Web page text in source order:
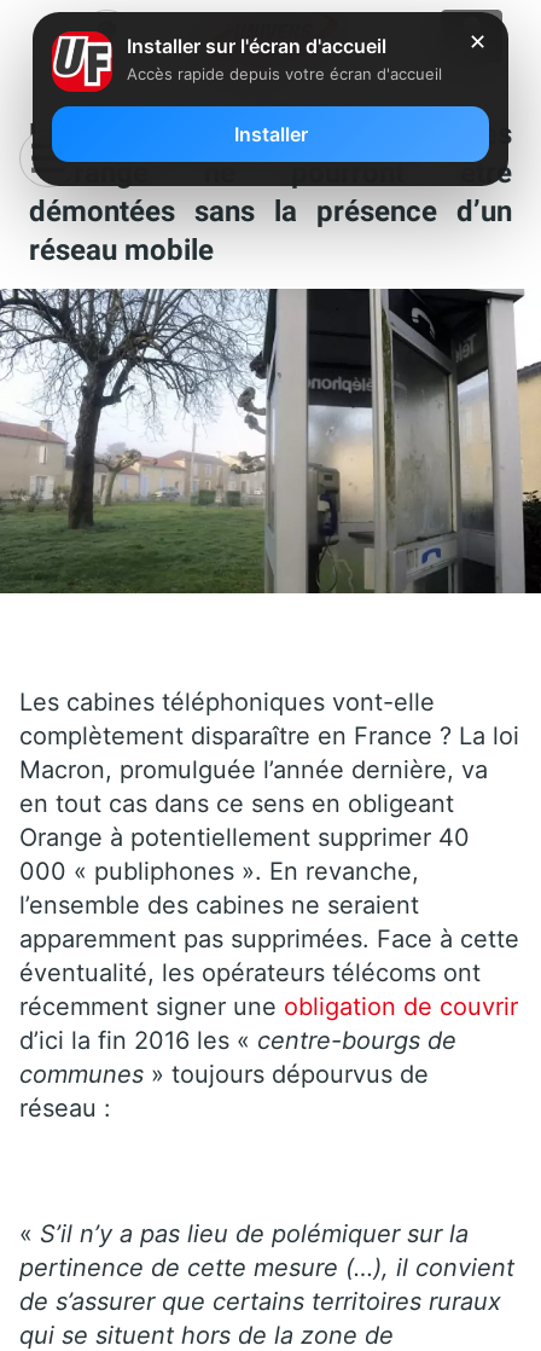
Les cabines téléphoniques fixes
d’Orange ne pourront être
démontées sans la présence d’un
réseau mobile
Les cabines téléphoniques vont-elle
complètement disparaître en France ? La loi
Macron, promulguée l’année dernière, va
en tout cas dans ce sens en obligeant
Orange à potentiellement supprimer 40
000 « publiphones ». En revanche,
l’ensemble des cabines ne seraient
apparemment pas supprimées. Face à cette
éventualité, les opérateurs télécoms ont
récemment signer une obligation de couvrir
d’ici la fin 2016 les « centre-bourgs de
communes » toujours dépourvus de
réseau :
« S’il n’y a pas lieu de polémiquer sur la
pertinence de cette mesure (…), il convient
de s’assurer que certains territoires ruraux
qui se situent hors de la zone de
✕
Installer sur l'écran d'accueil
Accès rapide depuis votre écran d'accueil
Installer